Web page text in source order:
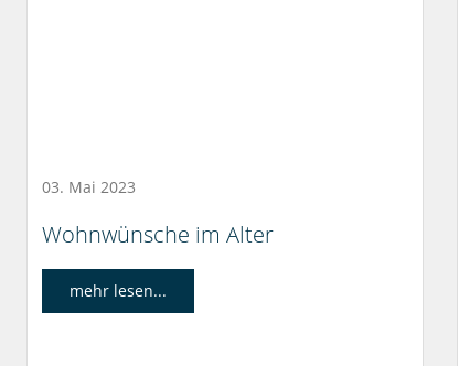
03. Mai 2023
Wohnwünsche im Alter
mehr lesen...